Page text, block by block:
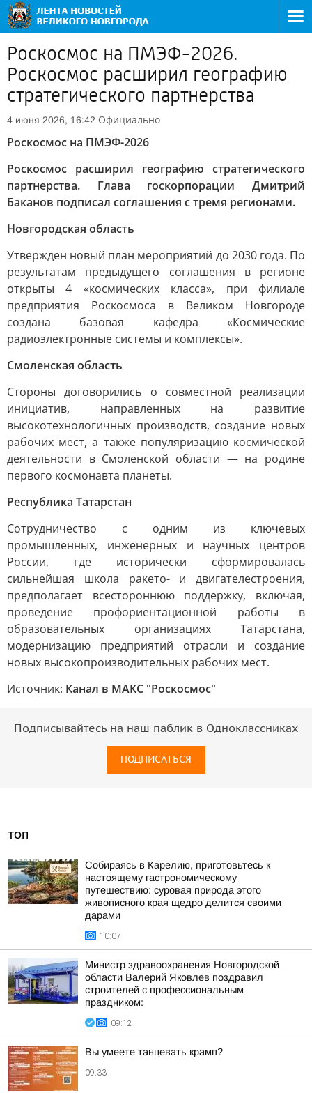
Роскосмос на ПМЭФ-2026.
Роскосмос расширил географию
стратегического партнерства
4 июня 2026, 16:42 Официально
Роскосмос на ПМЭФ-2026
Роскосмос расширил географию стратегического
партнерства. Глава госкорпорации Дмитрий
Баканов подписал соглашения с тремя регионами.
Новгородская область
Утвержден новый план мероприятий до 2030 года. По
результатам предыдущего соглашения в регионе
открыты 4 «космических класса», при филиале
предприятия Роскосмоса в Великом Новгороде
создана базовая кафедра «Космические
радиоэлектронные системы и комплексы».
Смоленская область
Стороны договорились о совместной реализации
инициатив, направленных на развитие
высокотехнологичных производств, создание новых
рабочих мест, а также популяризацию космической
деятельности в Смоленской области — на родине
первого космонавта планеты.
Республика Татарстан
Сотрудничество с одним из ключевых
промышленных, инженерных и научных центров
России, где исторически сформировалась
сильнейшая школа ракето- и двигателестроения,
предполагает всестороннюю поддержку, включая,
проведение профориентационной работы в
образовательных организациях Татарстана,
модернизацию предприятий отрасли и создание
новых высокопроизводительных рабочих мест.
Источник: Канал в МАКС "Роскосмос"
Подписывайтесь на наш паблик в Одноклассниках
ПОДПИСАТЬСЯ
ТОП
Собираясь в Карелию, приготовьтесь к
настоящему гастрономическому
путешествию: суровая природа этого
живописного края щедро делится своими
дарами
10:07
Министр здравоохранения Новгородской
области Валерий Яковлев поздравил
строителей с профессиональным
праздником:
09:12
Вы умеете танцевать крамп?
09:33